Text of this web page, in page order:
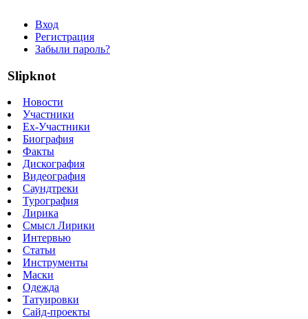
Вход
Регистрация
Забыли пароль?
Slipknot
Новости
Участники
Ex-Участники
Биография
Факты
Дискография
Видеография
Саундтреки
Турография
Лирика
Смысл Лирики
Интервью
Статьи
Инструменты
Маски
Одежда
Татуировки
Сайд-проекты